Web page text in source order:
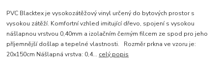
PVC Blacktex je vysokozátěžový vinyl určený do bytových prostor s
vysokou zátěží. Komfortní vzhled imitující dřevo, spojení s vysokou
nášlapnou vrstvou 0,40mm a izolačním černým filcem ze spod pro jeho
příjemnější došlap a tepelné vlastnosti. Rozměr prkna ve vzoru je:
20x150cm Nášlapná vrstva: 0,4... celý popis